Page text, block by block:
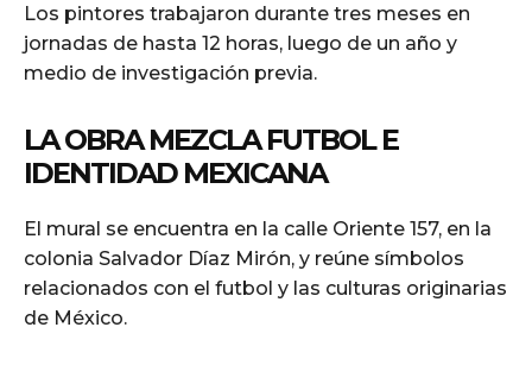
Los pintores trabajaron durante tres meses en
jornadas de hasta 12 horas, luego de un año y
medio de investigación previa.
LA OBRA MEZCLA FUTBOL E
IDENTIDAD MEXICANA
El mural se encuentra en la calle Oriente 157, en la
colonia Salvador Díaz Mirón, y reúne símbolos
relacionados con el futbol y las culturas originarias
de México.